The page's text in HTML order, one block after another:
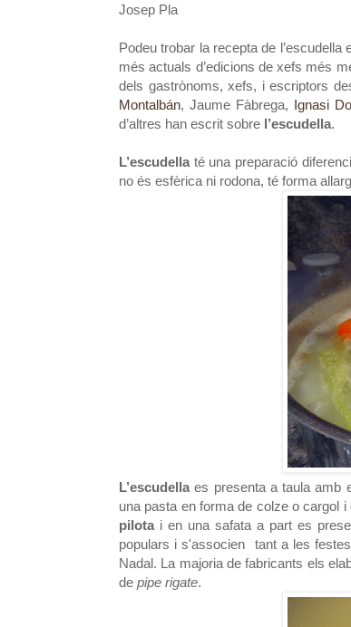
Josep Pla
Podeu trobar la recepta de
més actuals d’edicions de xefs més
dels gastrònoms, xefs, i escriptors
Montalbán, Jaume Fàbrega, Ignasi
d’altres han escrit sobre l’escudella.
L’escudella té una preparació
no és esfèrica ni rodona, té forma
L’escudella es presenta a taula amb
una pasta en forma de colze o cargol
pilota i en una safata a part es
populars i s'associen tant a les
Nadal. La majoria de fabricants els
de pipe rigate.